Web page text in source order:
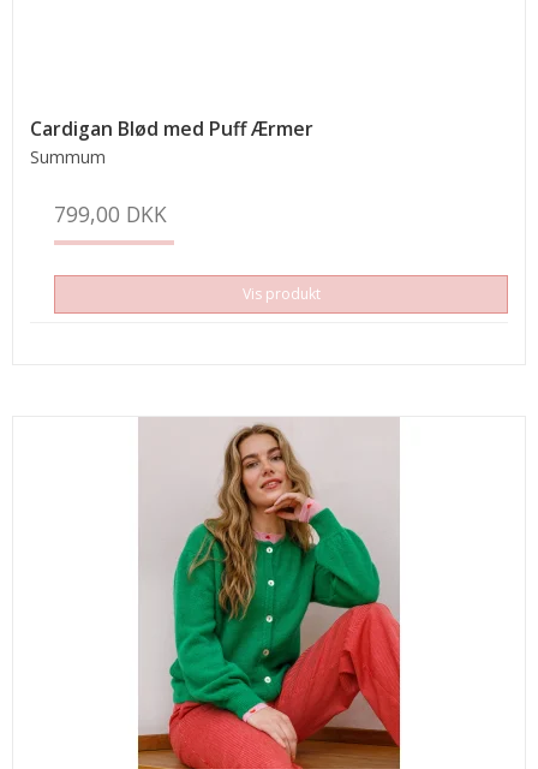
Cardigan Blød med Puff Ærmer
Summum
799,00 DKK
Vis produkt